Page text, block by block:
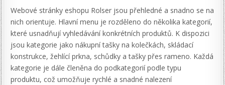
Webové stránky eshopu Rolser jsou přehledné a snadno se na
nich orientuje. Hlavní menu je rozděleno do několika kategorií,
které usnadňují vyhledávání konkrétních produktů. K dispozici
jsou kategorie jako nákupní tašky na kolečkách, skládací
konstrukce, žehlící prkna, schůdky a tašky přes rameno. Každá
kategorie je dále členěna do podkategorií podle typu
produktu, což umožňuje rychlé a snadné nalezení